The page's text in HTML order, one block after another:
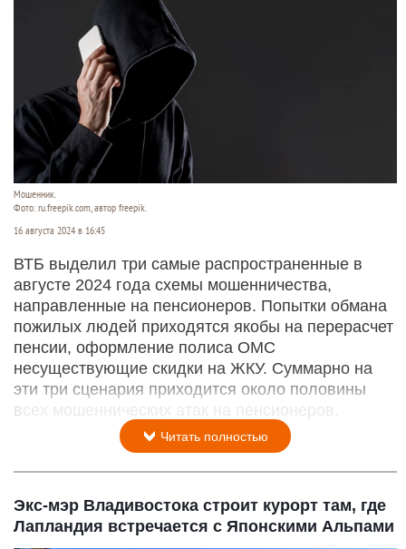
Мошенник.
Фото: ru.freepik.com, автор freepik.
16 августа 2024 в 16:45
ВТБ выделил три самые распространенные в
августе 2024 года схемы мошенничества,
направленные на пенсионеров. Попытки обмана
пожилых людей приходятся якобы на перерасчет
пенсии, оформление полиса ОМС
несуществующие скидки на ЖКУ. Суммарно на
эти три сценария приходится около половины
всех мошеннических атак на пенсионеров.
Читать полностью
Экс-мэр Владивостока строит курорт там, где
Лапландия встречается с Японскими Альпами